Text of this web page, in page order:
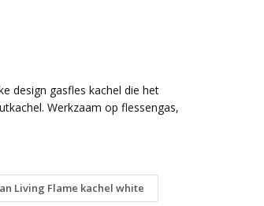
design gasfles kachel die het
Werkzaam op flessengas,
Living Flame kachel white